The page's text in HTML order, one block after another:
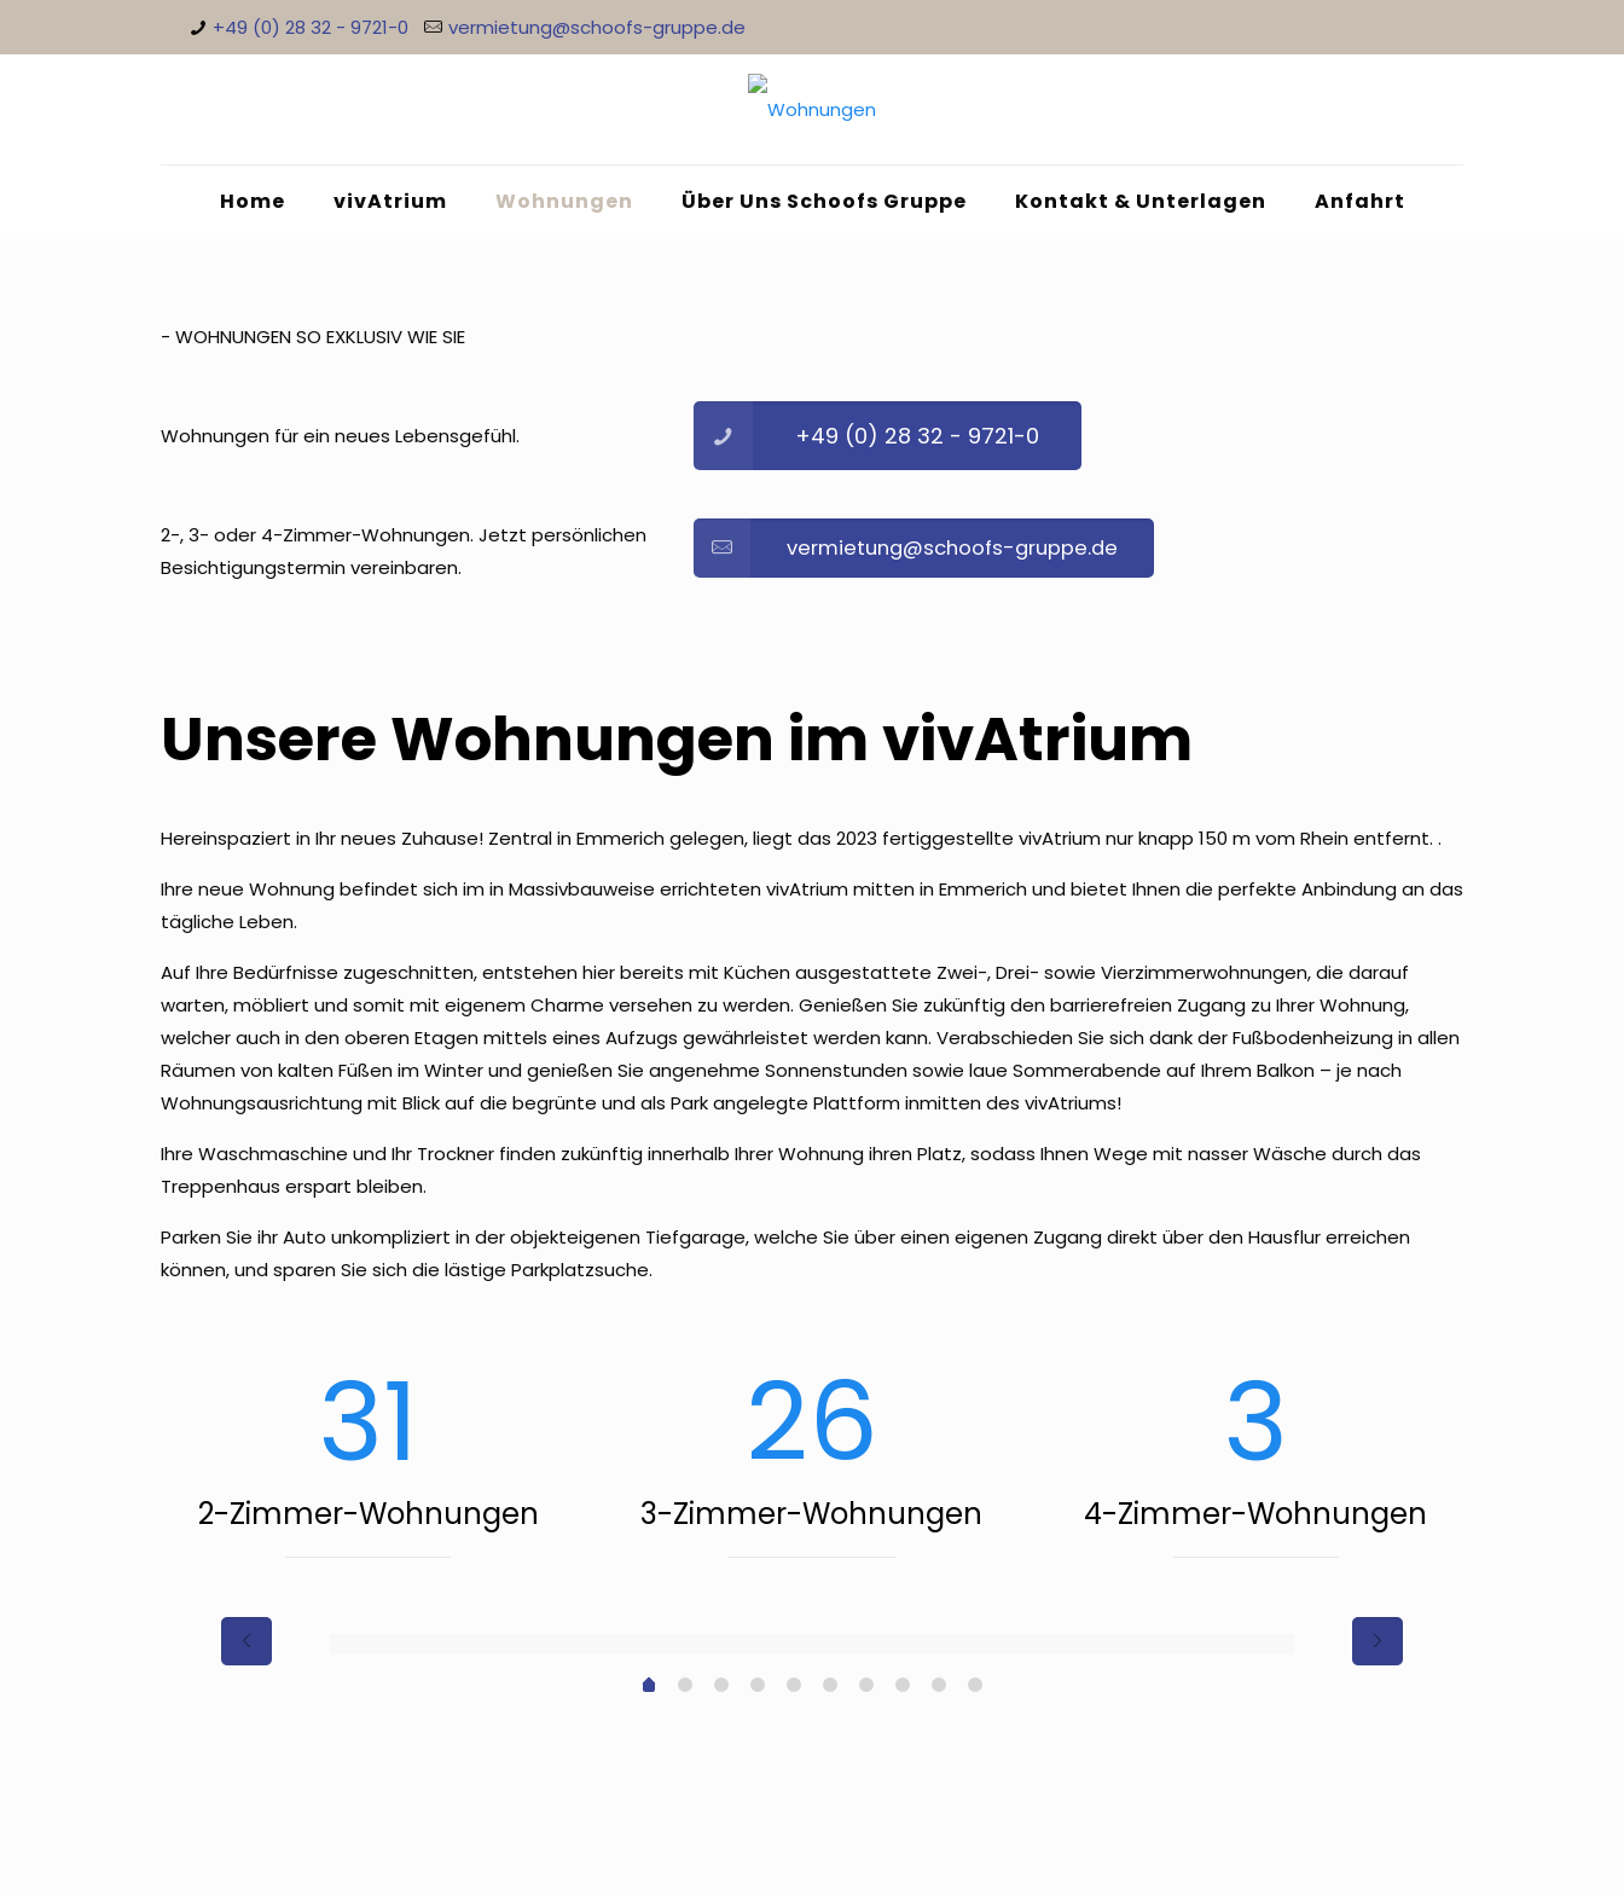
+49 (0) 28 32 - 9721-0 vermietung@schoofs-gruppe.de
Home vivAtrium Wohnungen Über Uns Schoofs Gruppe Kontakt & Unterlagen Anfahrt
- WOHNUNGEN SO EXKLUSIV WIE SIE
Wohnungen für ein neues Lebensgefühl.
2-, 3- oder 4-Zimmer-Wohnungen. Jetzt persönlichen
Besichtigungstermin vereinbaren.
+49 (0) 28 32 - 9721-0
vermietung@schoofs-gruppe.de
Unsere Wohnungen im vivAtrium
Hereinspaziert in Ihr neues Zuhause! Zentral in Emmerich gelegen, liegt das 2023 fertiggestellte vivAtrium nur knapp 150 m vom Rhein entfernt. .
Ihre neue Wohnung befindet sich im in Massivbauweise errichteten vivAtrium mitten in Emmerich und bietet Ihnen die perfekte Anbindung an das
tägliche Leben.
Auf Ihre Bedürfnisse zugeschnitten, entstehen hier bereits mit Küchen ausgestattete Zwei-, Drei- sowie Vierzimmerwohnungen, die darauf
warten, möbliert und somit mit eigenem Charme versehen zu werden. Genießen Sie zukünftig den barrierefreien Zugang zu Ihrer Wohnung,
welcher auch in den oberen Etagen mittels eines Aufzugs gewährleistet werden kann. Verabschieden Sie sich dank der Fußbodenheizung in allen
Räumen von kalten Füßen im Winter und genießen Sie angenehme Sonnenstunden sowie laue Sommerabende auf Ihrem Balkon – je nach
Wohnungsausrichtung mit Blick auf die begrünte und als Park angelegte Plattform inmitten des vivAtriums!
Ihre Waschmaschine und Ihr Trockner finden zukünftig innerhalb Ihrer Wohnung ihren Platz, sodass Ihnen Wege mit nasser Wäsche durch das
Treppenhaus erspart bleiben.
Parken Sie ihr Auto unkompliziert in der objekteigenen Tiefgarage, welche Sie über einen eigenen Zugang direkt über den Hausflur erreichen
können, und sparen Sie sich die lästige Parkplatzsuche.
31
2-Zimmer-Wohnungen
26
3-Zimmer-Wohnungen
3
4-Zimmer-Wohnungen